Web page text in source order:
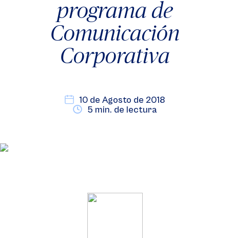
programa de
Comunicación
Corporativa
10 de Agosto de 2018
5 min. de lectura